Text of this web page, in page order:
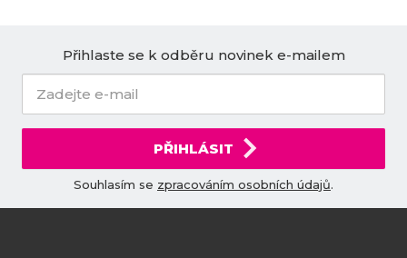
Přihlaste se k odběru novinek e-mailem
PŘIHLÁSIT
Souhlasím se zpracováním osobních údajů.